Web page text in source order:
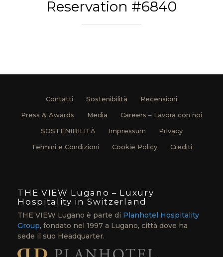
Reservation #6840
Contatti Sostenibilità
Recensioni
Press & Awards
Media
Careers – Lavora con noi
SOSTENIBILITÀ
Impressum
Privacy
Termini e Condizioni
Cookie Policy Crediti
THE VIEW Lugano – Luxury
Hospitality in Switzerland
THE VIEW Lugano è parte di Planhotel Hospitality
Group, fondato nel 1997 a Lugano, città dove ha
sede il suo Headquarter.